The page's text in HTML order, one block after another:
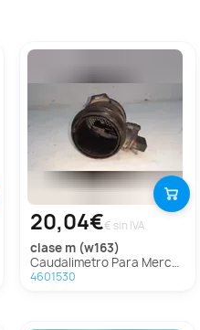
20,04€€ sin IVA
clase m (w163)
Caudalimetro Para Mercedes Clase M
4601530